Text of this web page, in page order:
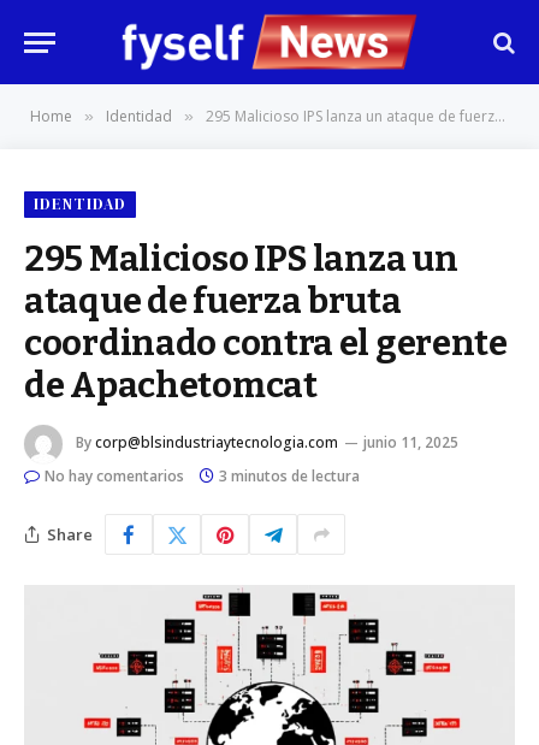
Home » Identidad » 295 Malicioso IPS lanza un ataque de fuerza bruta coordinado contra el gerente de Apachetomcat
IDENTIDAD
295 Malicioso IPS lanza un
ataque de fuerza bruta
coordinado contra el gerente
de Apachetomcat
Bycorp@blsindustriaytecnologia.com
junio 11, 2025
No hay comentarios
3 minutos de lectura
Share